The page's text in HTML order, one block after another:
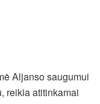
Aljanso saugumui
reikia atitinkamai